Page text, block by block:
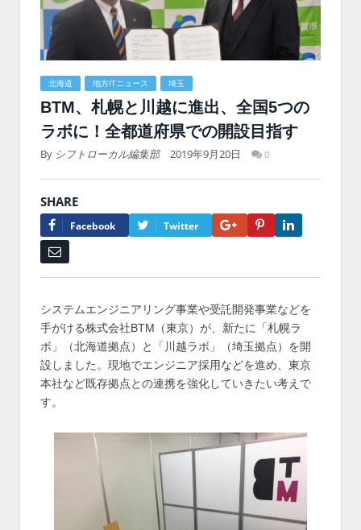
北海道 地方ITニュース 埼玉
BTM、札幌と川越に進出、全国5つの
ラボに！全都道府県での開設目指す
By シフトローカル編集部 2019年9月20日 0
SHARE
Facebook Twitter Google+Pinterest
システムエンジニアリング事業や受託開発事業などを
手がける株式会社BTM（東京）が、新たに「札幌ラ
ボ」（北海道拠点）と「川越ラボ」（埼玉拠点）を開
設しました。現地でエンジニア採用などを進め、東京
本社など既存拠点との連携を強化していきたい考えで
す。